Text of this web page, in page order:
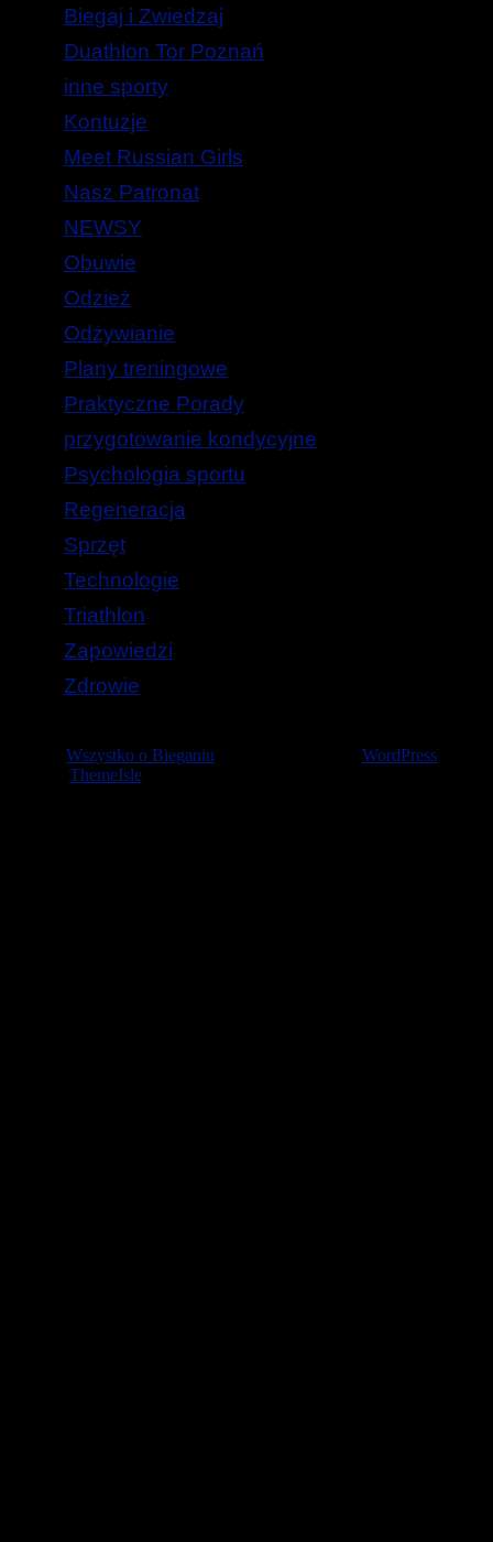
Biegaj i Zwiedzaj
Duathlon Tor Poznań
inne sporty
Kontuzje
Meet Russian Girls
Nasz Patronat
NEWSY
Obuwie
Odzież
Odżywianie
Plany treningowe
Praktyczne Porady
przygotowanie kondycyjne
Psychologia sportu
Regeneracja
Sprzęt
Technologie
Triathlon
Zapowiedzi
Zdrowie
Wszystko o Bieganiu
WordPress
ThemeIsle